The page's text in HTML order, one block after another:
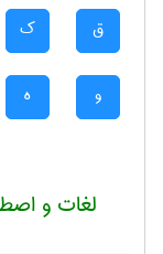
ق ک
و ه
لغات و